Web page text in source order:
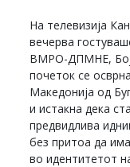
На телевизија
вечерва
ВМРО-ДПМНЕ,
почеток се
Македонија од
и истакна дека
предвидлива
без притоа да
во идентитетот